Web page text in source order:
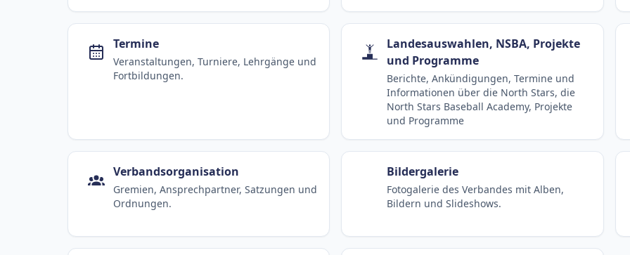
Termine
Veranstaltungen, Turniere, Lehrgänge und
Fortbildungen.
Landesauswahlen, NSBA, Projekte
und Programme
Berichte, Ankündigungen, Termine und
Informationen über die North Stars, die
North Stars Baseball Academy, Projekte
und Programme
Verbandsorganisation
Gremien, Ansprechpartner, Satzungen und
Ordnungen.
Bildergalerie
Fotogalerie des Verbandes mit Alben,
Bildern und Slideshows.